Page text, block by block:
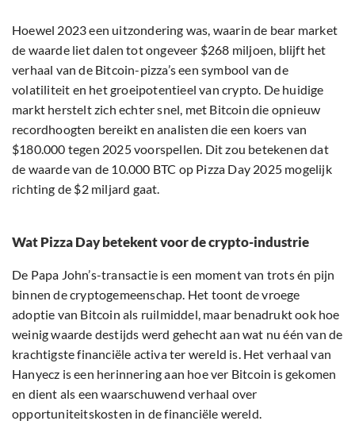
Hoewel 2023 een uitzondering was, waarin de bear market
de waarde liet dalen tot ongeveer $268 miljoen, blijft het
verhaal van de Bitcoin-pizza’s een symbool van de
volatiliteit en het groeipotentieel van crypto. De huidige
markt herstelt zich echter snel, met Bitcoin die opnieuw
recordhoogten bereikt en analisten die een koers van
$180.000 tegen 2025 voorspellen. Dit zou betekenen dat
de waarde van de 10.000 BTC op Pizza Day 2025 mogelijk
richting de $2 miljard gaat.
Wat Pizza Day betekent voor de crypto-industrie
De Papa John’s-transactie is een moment van trots én pijn
binnen de cryptogemeenschap. Het toont de vroege
adoptie van Bitcoin als ruilmiddel, maar benadrukt ook hoe
weinig waarde destijds werd gehecht aan wat nu één van de
krachtigste financiële activa ter wereld is. Het verhaal van
Hanyecz is een herinnering aan hoe ver Bitcoin is gekomen
en dient als een waarschuwend verhaal over
opportuniteitskosten in de financiële wereld.